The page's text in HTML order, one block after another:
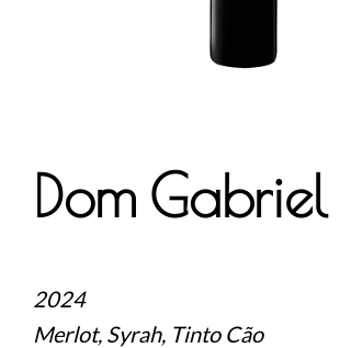
Dom Gabriel
2024
Merlot, Syrah, Tinto Cão